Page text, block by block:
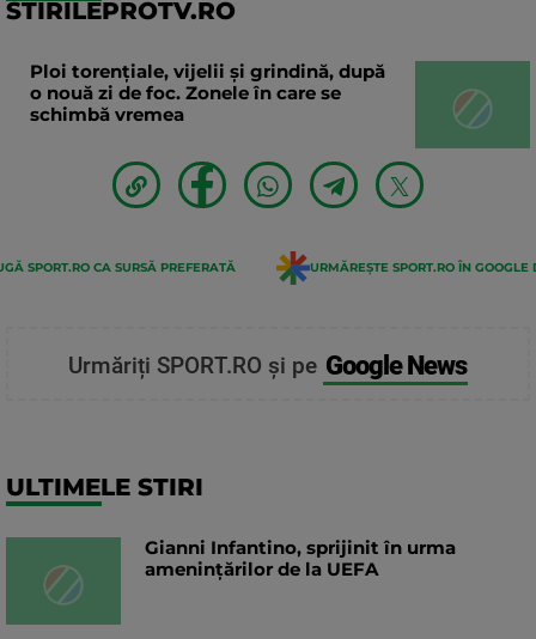
STIRILEPROTV.RO
Ploi torențiale, vijelii și grindină, după
o nouă zi de foc. Zonele în care se
schimbă vremea
SPORT.RO CA SURSĂ PREFERATĂ URMĂREȘTE SPORT.RO ÎN GOOGLE
Urmăriți SPORT.RO și pe Google News
ULTIMELE STIRI
Gianni Infantino, sprijinit în urma
amenințărilor de la UEFA